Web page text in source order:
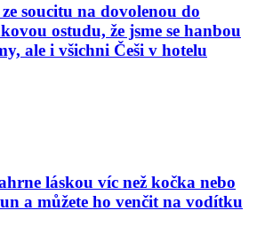
soucitu na dovolenou do
ostudu, že jsme se hanbou
ale i všichni Češi v hotelu
láskou víc než kočka nebo
a můžete ho venčit na vodítku